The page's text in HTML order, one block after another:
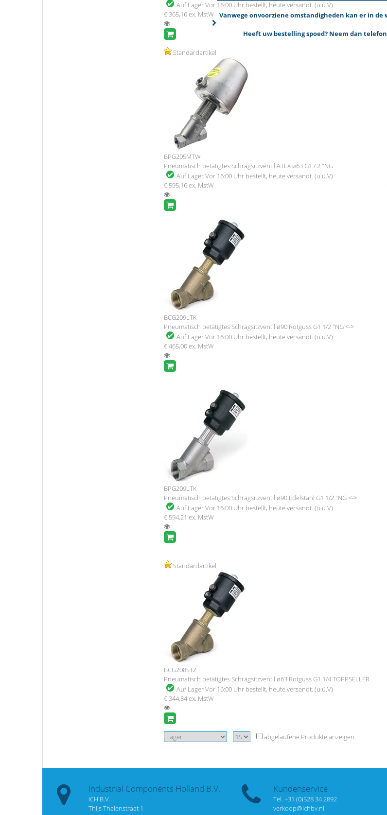
Vanwege onvoorziene omstandigheden kan er in
Heeft uw bestelling spoed? Neem dan
Auf LagerVor 16:00 Uhr bestellt, heute versandt. (u.ü.V)
€ 365,16ex. MstW
Standardartikel
BPG205MTW
Pneumatisch betätigtes Schrägsitzventil ATEX ø63 G1 / 2 "NG
Auf LagerVor 16:00 Uhr bestellt, heute versandt. (u.ü.V)
€ 595,16ex. MstW
BCG209LTK
Pneumatisch betätigtes Schrägsitzventil ø90 Rotguss G1 1/2 "NG <->
Auf LagerVor 16:00 Uhr bestellt, heute versandt. (u.ü.V)
€ 465,00ex. MstW
BPG209LTK
Pneumatisch betätigtes Schrägsitzventil ø90 Edelstahl G1 1/2 "NG <->
Auf LagerVor 16:00 Uhr bestellt, heute versandt. (u.ü.V)
€ 594,21 ex. MstW
Standardartikel
BCG208STZ
Pneumatisch betätigtes Schrägsitzventil ø63 Rotguss G1 1/4 TOPPSELLER
Auf LagerVor 16:00 Uhr bestellt, heute versandt. (u.ü.V)
€ 344,84ex. MstW
abgelaufene Produkte anzeigen
Industrial Components Holland B.V.
ICH B.V.
Thijs Thalenstraat 1
Kundenservice
Tel. +31 (0)528 34 2892
verkoop@ichbv.nl